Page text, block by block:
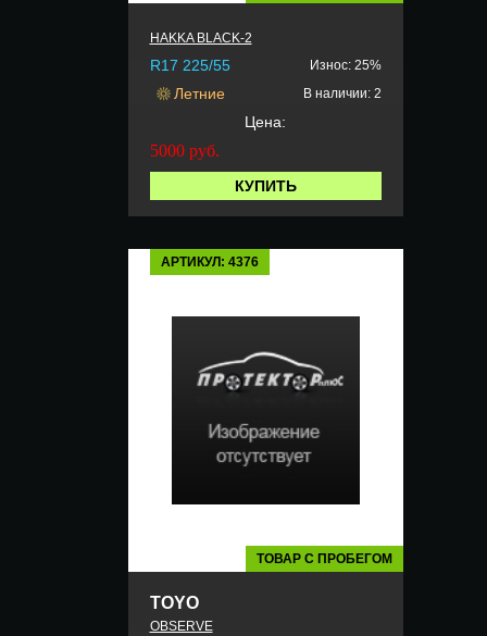
HAKKA BLACK-2
R17 225/55 Износ: 25%
Летние В наличии: 2
Цена:
5000 руб.
КУПИТЬ
АРТИКУЛ: 4376
ТОВАР С ПРОБЕГОМ
TOYO
OBSERVE